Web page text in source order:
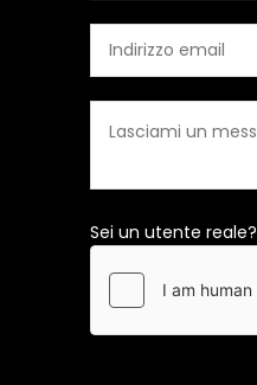
Sei un utente reale?